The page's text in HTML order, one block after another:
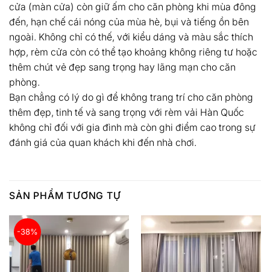
cửa (màn cửa) còn giữ ấm cho căn phòng khi mùa đông
đến, hạn chế cái nóng của mùa hè, bụi và tiếng ồn bên
ngoài. Không chỉ có thế, với kiểu dáng và màu sắc thích
hợp, rèm cửa còn có thể tạo khoảng không riêng tư hoặc
thêm chút vẻ đẹp sang trọng hay lãng mạn cho căn
phòng.
Bạn chẳng có lý do gì để không trang trí cho căn phòng
thêm đẹp, tinh tế và sang trọng với rèm vải Hàn Quốc
không chỉ đối với gia đình mà còn ghi điểm cao trong sự
đánh giá của quan khách khi đến nhà chơi.
SẢN PHẨM TƯƠNG TỰ
-38%